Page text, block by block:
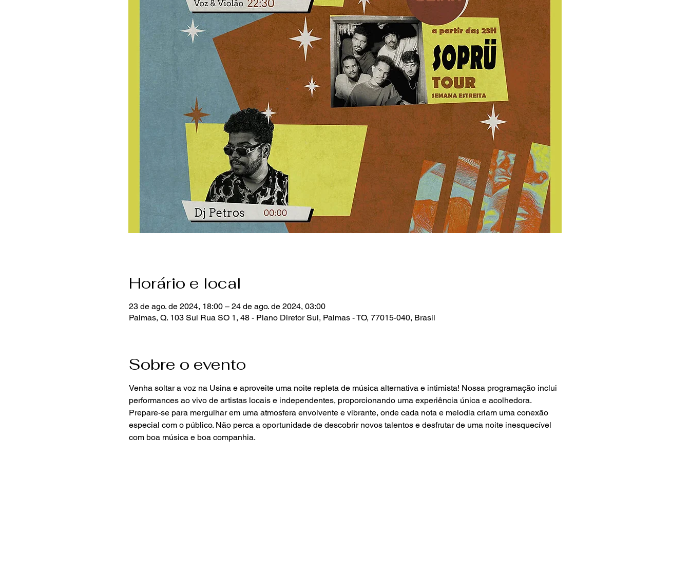
Horário e local
23 de ago. de 2024, 18:00 – 24 de ago. de 2024, 03:00
Palmas, Q. 103 Sul Rua SO 1, 48 - Plano Diretor Sul, Palmas - TO, 77015-040, Brasil
Sobre o evento
Venha soltar a voz na Usina e aproveite uma noite repleta de música alternativa e intimista! Nossa programação inclui
performances ao vivo de artistas locais e independentes, proporcionando uma experiência única e acolhedora.
Prepare-se para mergulhar em uma atmosfera envolvente e vibrante, onde cada nota e melodia criam uma conexão
especial com o público. Não perca a oportunidade de descobrir novos talentos e desfrutar de uma noite inesquecível
com boa música e boa companhia.